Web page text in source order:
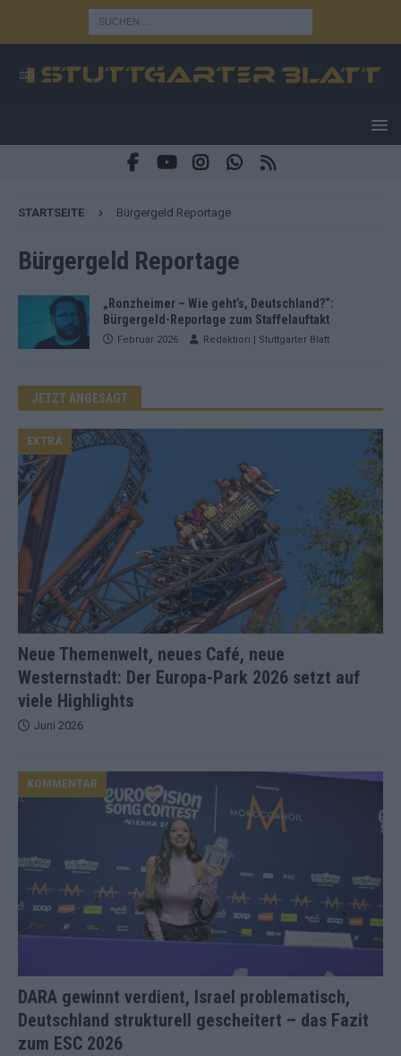
STARTSEITE Bürgergeld Reportage
Bürgergeld Reportage
„Ronzheimer – Wie geht’s, Deutschland?“:
Bürgergeld-Reportage zum Staffelauftakt
Februar 2026 Redaktion | Stuttgarter Blatt
JETZT ANGESAGT
Neue Themenwelt, neues Café, neue
Westernstadt: Der Europa-Park 2026 setzt auf
viele Highlights
EXTRA
Juni 2026
DARA gewinnt verdient, Israel problematisch,
Deutschland strukturell gescheitert – das Fazit
zum ESC 2026
KOMMENTAR